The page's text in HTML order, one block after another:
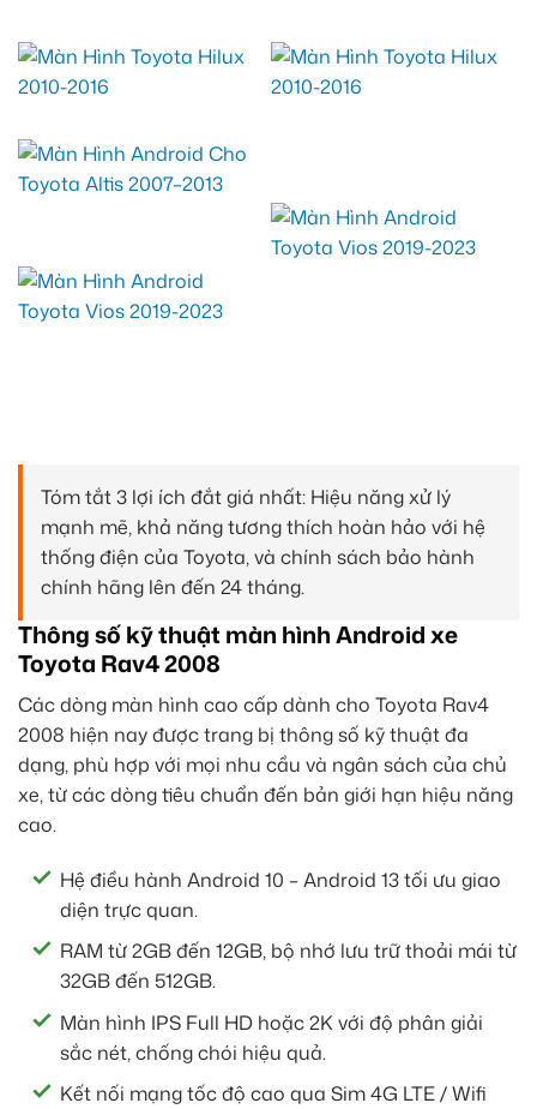
Tóm tắt 3 lợi ích đắt giá nhất: Hiệu năng xử lý
mạnh mẽ, khả năng tương thích hoàn hảo với hệ
thống điện của Toyota, và chính sách bảo hành
chính hãng lên đến 24 tháng.
Thông số kỹ thuật màn hình Android xe
Toyota Rav4 2008
Các dòng màn hình cao cấp dành cho Toyota Rav4
2008 hiện nay được trang bị thông số kỹ thuật đa
dạng, phù hợp với mọi nhu cầu và ngân sách của chủ
xe, từ các dòng tiêu chuẩn đến bản giới hạn hiệu năng
cao.
Hệ điều hành Android 10 – Android 13 tối ưu giao
diện trực quan.
RAM từ 2GB đến 12GB, bộ nhớ lưu trữ thoải mái từ
32GB đến 512GB.
Màn hình IPS Full HD hoặc 2K với độ phân giải
sắc nét, chống chói hiệu quả.
Kết nối mạng tốc độ cao qua Sim 4G LTE / Wifi